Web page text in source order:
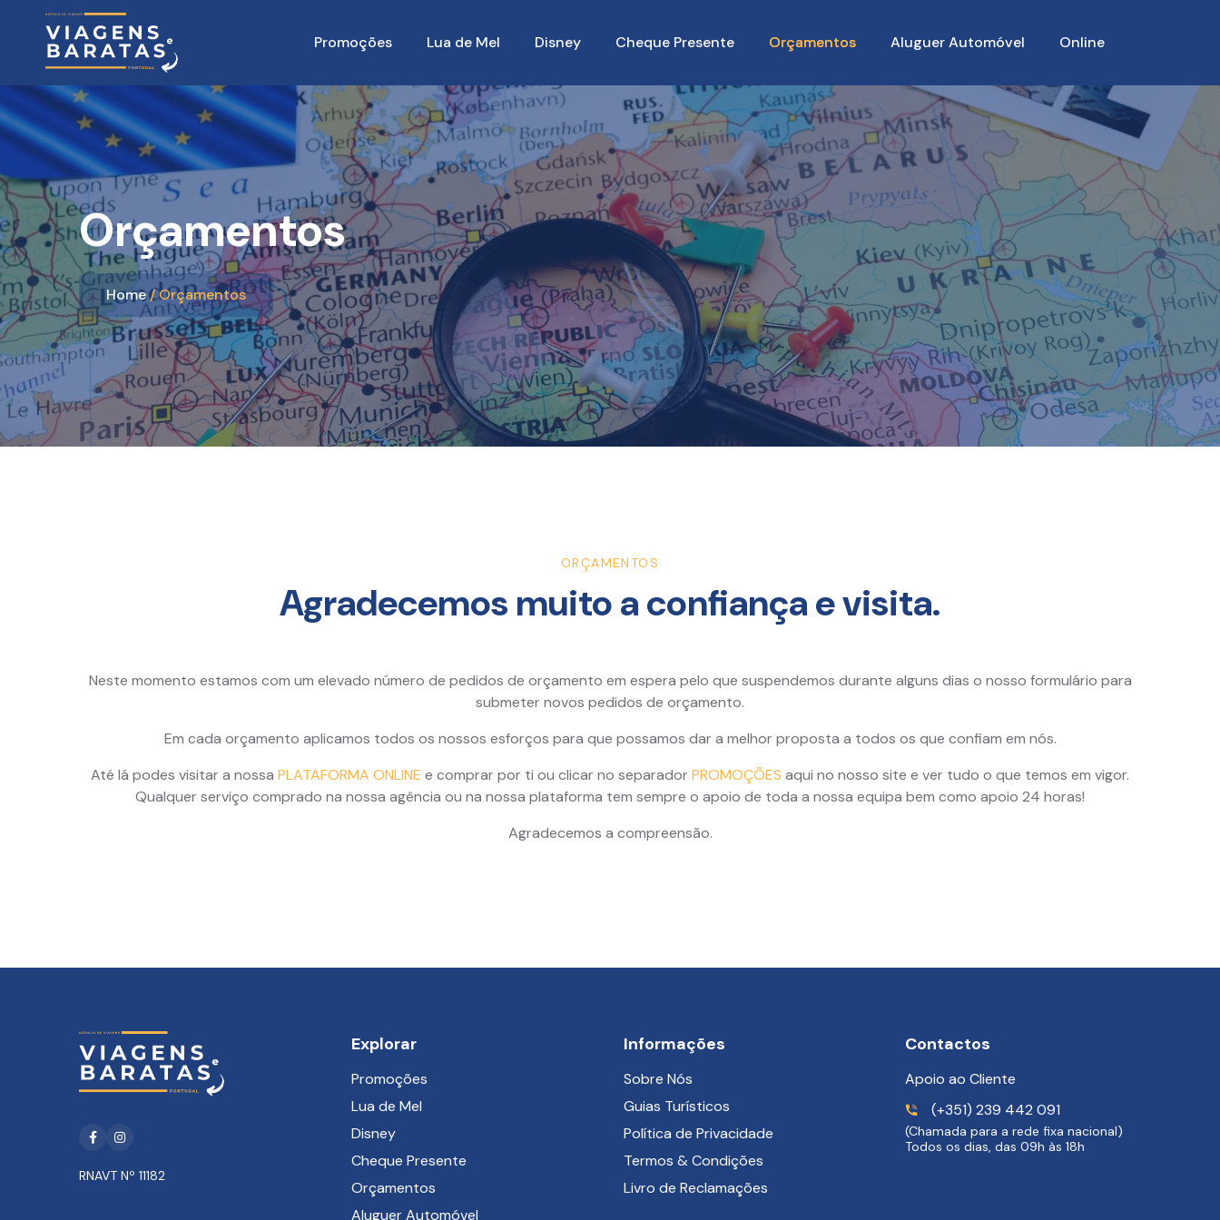
Promoções Lua de Mel Disney Cheque Presente Orçamentos Aluguer Automóvel Online
Orçamentos
Home Orçamentos
ORÇAMENTOS
Agradecemos muito a confiança e visita.
Neste momento estamos com um elevado número de pedidos de orçamento em espera pelo que suspendemos durante alguns dias o nosso formulário para
submeter novos pedidos de orçamento.
Em cada orçamento aplicamos todos os nossos esforços para que possamos dar a melhor proposta a todos os que confiam em nós.
Até lá podes visitar a nossa PLATAFORMA ONLINE e comprar por ti ou clicar no separador PROMOÇÕES aqui no nosso site e ver tudo o que temos em vigor.
Qualquer serviço comprado na nossa agência ou na nossa plataforma tem sempre o apoio de toda a nossa equipa bem como apoio 24 horas!
Agradecemos a compreensão.
FacebookInstagram
RNAVT Nº 11182
Explorar
Promoções
Lua de Mel
Disney
Cheque Presente
Orçamentos
Aluguer Automóvel
Informações
Sobre Nós
Guias Turísticos
Política de Privacidade
Termos & Condições
Livro de Reclamações
Contactos
Apoio ao Cliente
(+351) 239 442 091
(Chamada para a rede fixa nacional)
Todos os dias, das 09h às 18h